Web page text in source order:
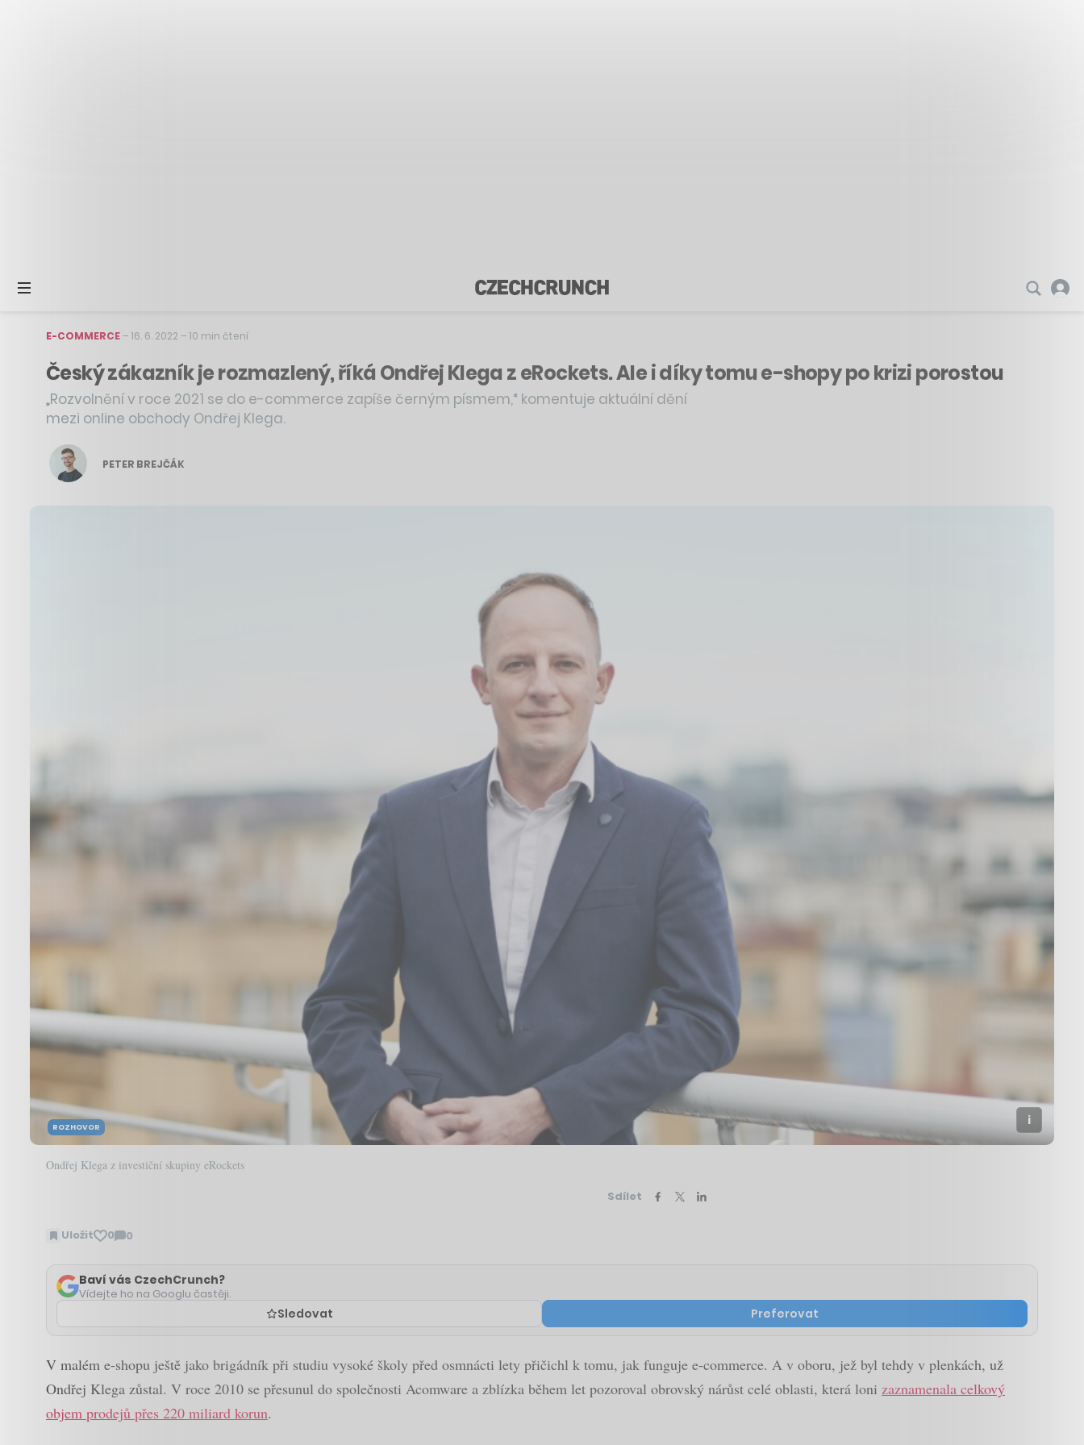
E-COMMERCE–16. 6. 2022 –10 min čtení
Český zákazník je rozmazlený, říká Ondřej Klega z eRockets. Ale i díky tomu e-shopy po krizi porostou
„Rozvolnění v roce 2021 se do e-commerce zapíše černým písmem,“ komentuje aktuální dění
mezi online obchody Ondřej Klega.
PETER BREJČÁK
ROZHOVOR
Ondřej Klega z investiční skupiny eRockets
Sdílet
Uložit 0 0
Zobrazit
Baví vás CzechCrunch?
Vídejte ho na Googlu častěji.
Sledovat Preferovat
V malém e-shopu ještě jako brigádník při studiu vysoké školy před osmnácti lety přičichl k tomu, jak funguje e-commerce. A v oboru, jež byl tehdy v plenkách, už
Ondřej Klega zůstal. V roce 2010 se přesunul do společnosti Acomware a zblízka během let pozoroval obrovský nárůst celé oblasti, která loni zaznamenala celkový
objem prodejů přes 220 miliard korun.